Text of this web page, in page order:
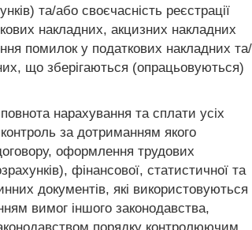
та/або своєчасність реєстрації
накладних, акцизних накладних
помилок у податкових накладних та/
що зберігаються (опрацьовуються)
нарахування та сплати усіх
за дотриманням якого
оформлення трудових
фінансової, статистичної та
документів, які використовуються
вимог іншого законодавства,
порядку контролюючим